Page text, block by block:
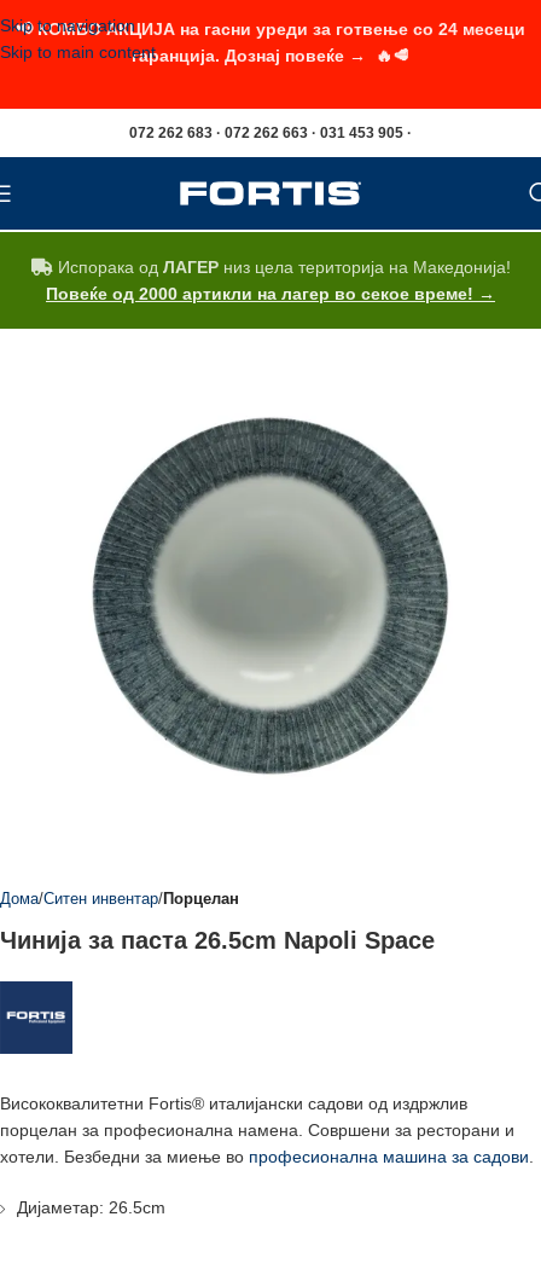
Skip to navigation
Skip to main content
072 262 683 · 072 262 663 · 031 453 905 ·
Испорака од ЛАГЕРниз цела територија на Македонија!
Повеќе од 2000 артикли на лагер во секое време! →
Дома Ситен инвентар Порцелан
Чинија за паста 26.5cm Napoli Space
Висококвалитетни Fortis® италијански садови од издржлив
порцелан за професионална намена. Совршени за ресторани и
хотели. Безбедни за миење во професионална машина за садови
Дијаметар: 26.5cm
📢 КОМБО АКЦИЈА на гасни уреди за готвење со 24 месеци
гаранција. Дознај повеќе → 🔥🥩